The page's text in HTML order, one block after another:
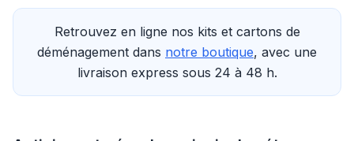
Retrouvez en ligne nos kits et cartons de
déménagement dans notre boutique, avec une
livraison express sous 24 à 48 h.